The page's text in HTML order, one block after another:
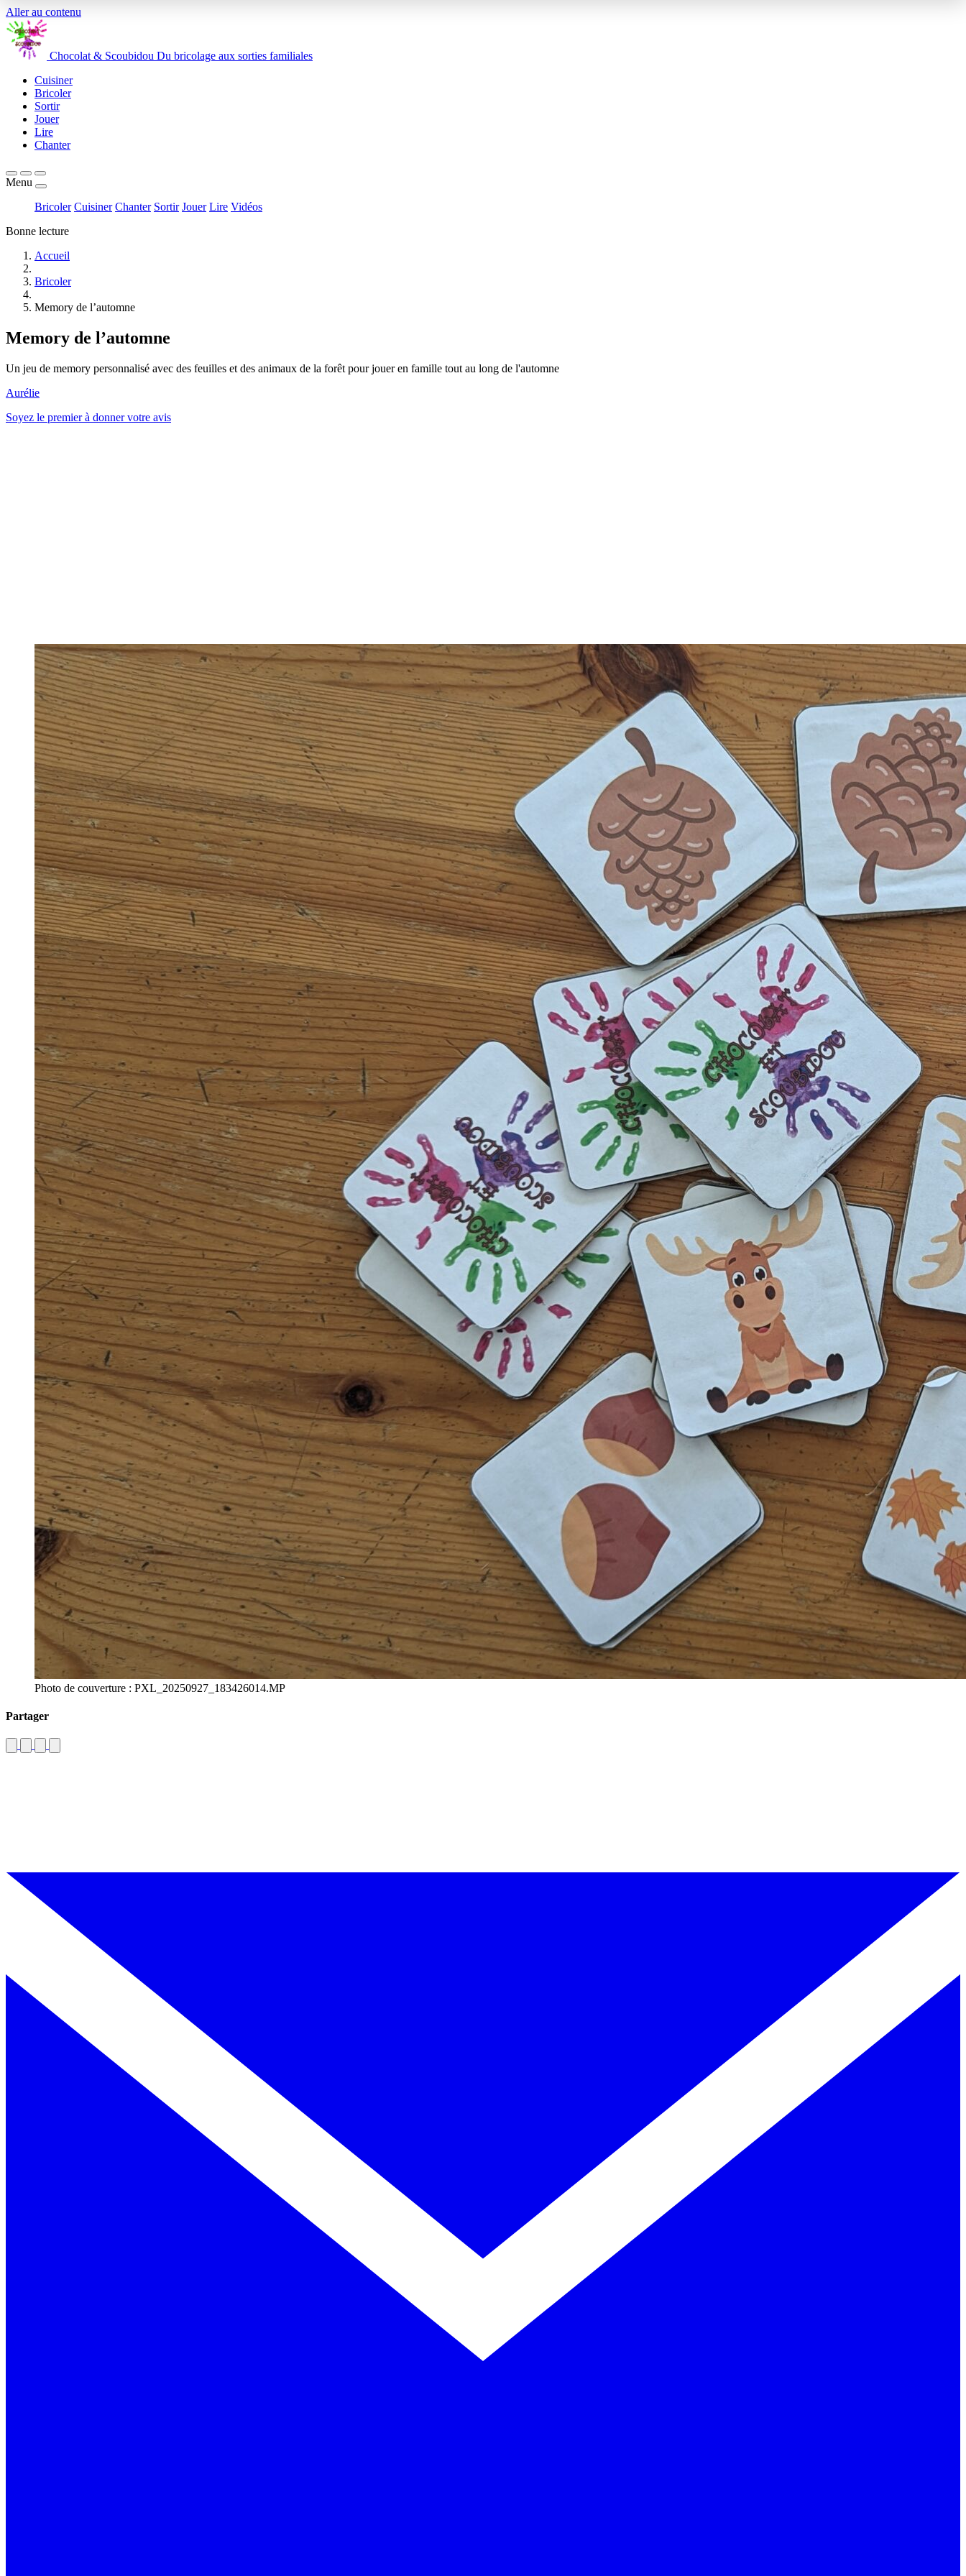
Aller au contenu
Chocolat & Scoubidou Du bricolage aux sorties familiales
Cuisiner
Bricoler
Sortir
Jouer
Lire
Chanter
Menu
Bricoler Cuisiner Chanter Sortir Jouer Lire Vidéos
Bonne lecture
Accueil
Bricoler
Memory de l’automne
Memory de l’automne
Un jeu de memory personnalisé avec des feuilles et des animaux de la forêt pour jouer en famille tout au long de l'automne
Aurélie
Soyez le premier à donner votre avis
Photo de couverture : PXL_20250927_183426014.MP
Partager